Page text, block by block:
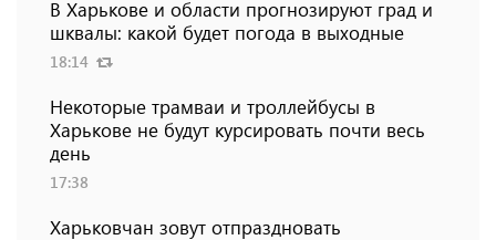
В Харькове и области прогнозируют град и
шквалы: какой будет погода в выходные
18:14
Некоторые трамваи и троллейбусы в
Харькове не будут курсировать почти весь
день
17:38
Харьковчан зовут отпраздновать